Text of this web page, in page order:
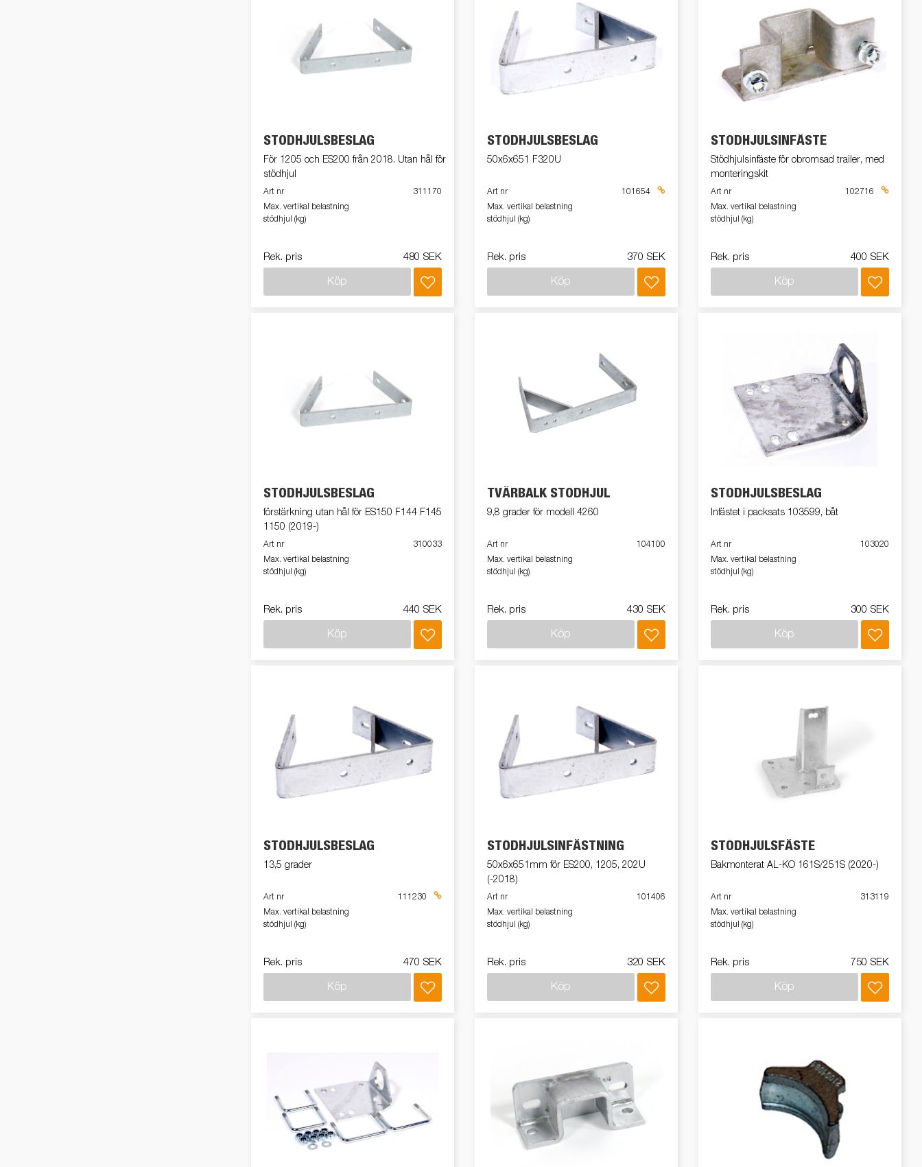
STÖDHJULSBESLAG
För 1205 och ES200 från 2018. Utan hål för
stödhjul
Art nr
311170
Max. vertikal belastning
stödhjul (kg)
Rek. pris 480 SEK
Köp
STÖDHJULSBESLAG
50x6x651 F320U
Art nr
101654
Max. vertikal belastning
stödhjul (kg)
Rek. pris 370 SEK
Köp
STÖDHJULSINFÄSTE
Stödhjulsinfäste för obromsad trailer, med
monteringskit
Art nr
102716
Max. vertikal belastning
stödhjul (kg)
Rek. pris 400 SEK
Köp
STÖDHJULSBESLAG
förstärkning utan hål för ES150 F144 F145
1150 (2019-)
Art nr
310033
Max. vertikal belastning
stödhjul (kg)
Rek. pris 440 SEK
Köp
TVÄRBALK STÖDHJUL
9,8 grader för modell 4260
Art nr
104100
Max. vertikal belastning
stödhjul (kg)
Rek. pris 430 SEK
Köp
STÖDHJULSBESLAG
Infästet i packsats 103599, båt
Art nr
103020
Max. vertikal belastning
stödhjul (kg)
Rek. pris 300 SEK
Köp
STÖDHJULSBESLAG
13,5 grader
Art nr
111230
Max. vertikal belastning
stödhjul (kg)
Rek. pris 470 SEK
Köp
STÖDHJULSINFÄSTNING
50x6x651mm för ES200, 1205, 202U
(-2018)
Art nr
101406
Max. vertikal belastning
stödhjul (kg)
Rek. pris 320 SEK
Köp
STÖDHJULSFÄSTE
Bakmonterat AL-KO 161S/251S (2020-)
Art nr
313119
Max. vertikal belastning
stödhjul (kg)
Rek. pris 750 SEK
Köp